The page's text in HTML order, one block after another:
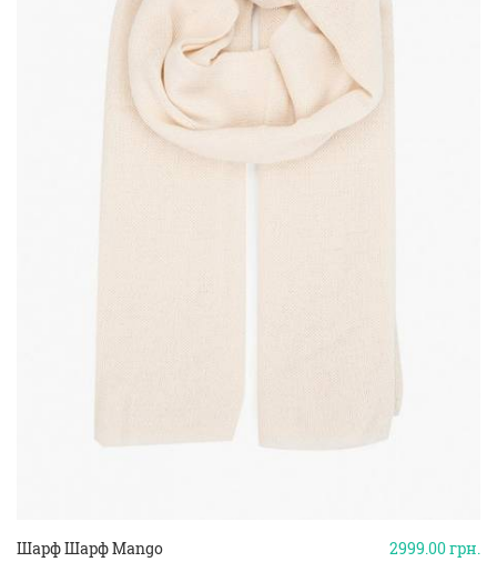
2999.00грн.
Шарф Шарф Mango